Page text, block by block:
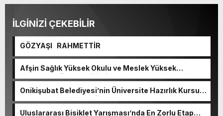
İLGİNİZİ ÇEKEBİLİR
GÖZYAŞI RAHMETTİR
Afşin Sağlık Yüksek Okulu ve Meslek Yüksek
Okulunda görev değişimi!
Onikişubat Belediyesi’nin Üniversite Hazırlık Kursu
başvurularında son gün 7 Ağustos.
Uluslararası Bisiklet Yarışması’nda En Zorlu Etap